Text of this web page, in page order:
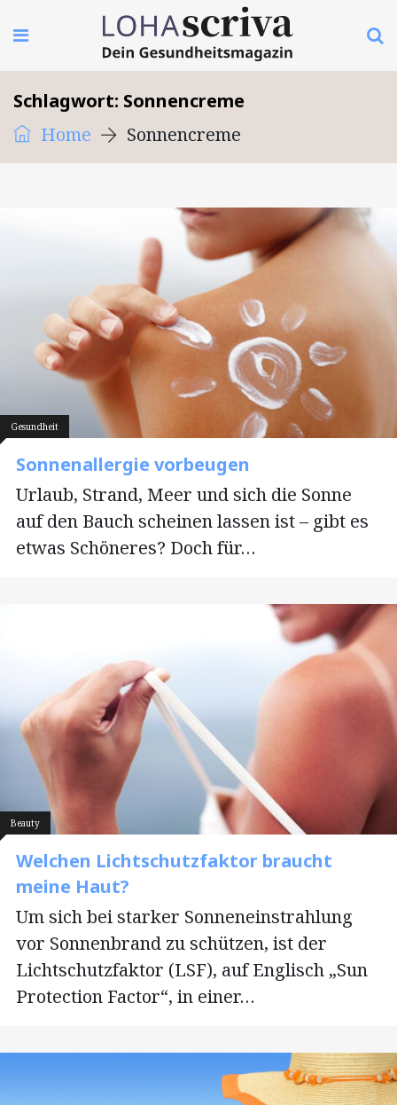
Schlagwort: Sonnencreme
Home
Sonnencreme
Gesundheit
Sonnenallergie vorbeugen
Urlaub, Strand, Meer und sich die Sonne
auf den Bauch scheinen lassen ist – gibt es
etwas Schöneres? Doch für…
Beauty
Welchen Lichtschutzfaktor braucht
meine Haut?
Um sich bei starker Sonneneinstrahlung
vor Sonnenbrand zu schützen, ist der
Lichtschutzfaktor (LSF), auf Englisch „Sun
Protection Factor“, in einer…